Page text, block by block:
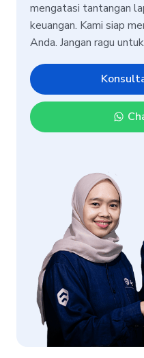
mengatasi tantangan
keuangan. Kami siap
Anda. Jangan ragu